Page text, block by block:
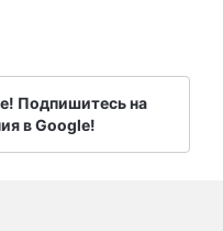
Подпишитесь на
в Google!